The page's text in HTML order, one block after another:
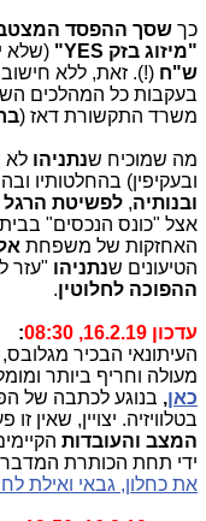
כך שסך ההפסד
"מיזוג בזק YES"
(שלא
ש"ח
בעקבות כל המהלכים
משרד התקשורת דאז (
מה שמוכיח שנתניהו לא
ובעקיפין) בהחלטותיו
ובנותיה, לפשיטת
אצל "כונס הנכסים"
האחזקות של משפחת
הטיעונים שנתניהו "עזר ל
ההפוכה לחלוטין.
עדכון 16.2.19, 08:30
:
העיתונאי הבכיר מגלובס,
מעולה וחריף ביותר
כאן, בנוגע לכתבה של
בטלוויזיה. יצויין, שאין
המצב והעובדות
ידי תחת הכותרת
את כחלון, גבאי ואילת